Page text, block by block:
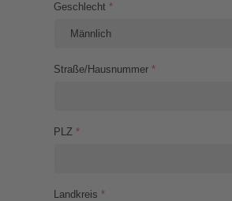
Geschlecht *
Straße/Hausnummer *
PLZ *
Landkreis *